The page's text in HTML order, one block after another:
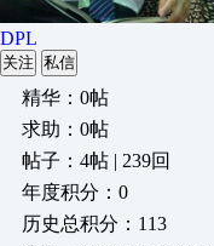
DPL
关注 私信
精华：0帖
求助：0帖
帖子：4帖 | 239回
年度积分：0
历史总积分：113